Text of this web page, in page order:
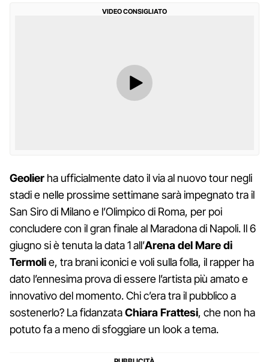
VIDEO CONSIGLIATO
Geolier ha ufficialmente dato il via al nuovo tour negli
stadi e nelle prossime settimane sarà impegnato tra il
San Siro di Milano e l’Olimpico di Roma, per poi
concludere con il gran finale al Maradona di Napoli. Il 6
giugno si è tenuta la data 1 all’Arena del Mare di
Termolie, tra brani iconici e voli sulla folla, il rapper ha
dato l’ennesima prova di essere l’artista più amato e
innovativo del momento. Chi c’era tra il pubblico a
sostenerlo? La fidanzataChiara Frattesi, che non ha
potuto fa a meno di sfoggiare un look a tema.